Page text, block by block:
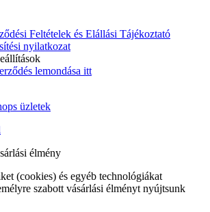
Feltételek és Elállási Tájékoztató
nyilatkozat
lemondása itt
üzletek
élmény
(cookies) és egyéb technológiákat
szabott vásárlási élményt nyújtsunk